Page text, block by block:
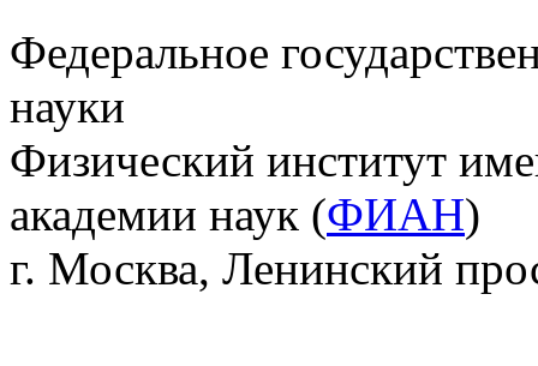
Федеральное
науки
Физический институт
академии наук (ФИАН)
г. Москва, Ленинский